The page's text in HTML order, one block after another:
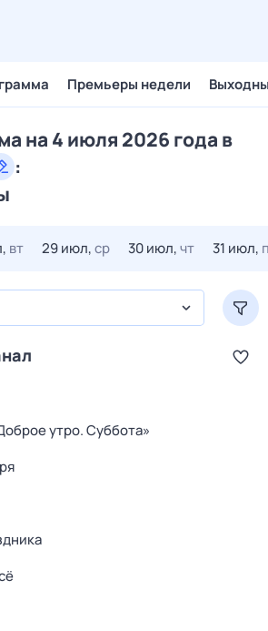
Премьеры недели
на 4 июля 2026 года в
:
вт 29 июл,ср 30 июл,чт 31 июл,
утро. Суббота»